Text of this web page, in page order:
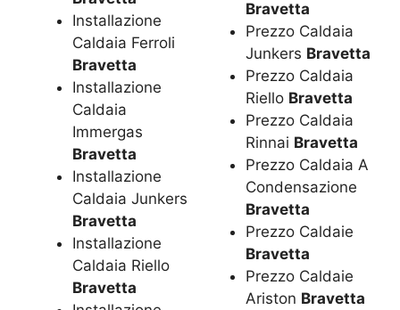
Installazione
Caldaia Ferroli
Bravetta
Installazione
Caldaia
Immergas
Bravetta
Installazione
Caldaia Junkers
Bravetta
Installazione
Caldaia Riello
Bravetta
Bravetta
Prezzo Caldaia
Junkers Bravetta
Prezzo Caldaia
Riello Bravetta
Prezzo Caldaia
Rinnai Bravetta
Prezzo Caldaia A
Condensazione
Bravetta
Prezzo Caldaie
Bravetta
Prezzo Caldaie
Ariston Bravetta